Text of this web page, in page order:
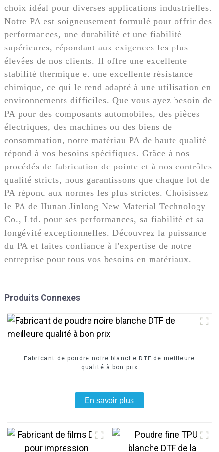
choix idéal pour diverses applications industrielles.
Notre PA est soigneusement formulé pour offrir des
performances, une durabilité et une fiabilité
supérieures, répondant aux exigences les plus
élevées de nos clients. Il offre une excellente
stabilité thermique et une excellente résistance
chimique, ce qui le rend adapté à une utilisation en
environnements difficiles. Que vous ayez besoin de
PA pour des composants automobiles, des pièces
électriques, des machines ou des biens de
consommation, notre matériau PA de haute qualité
répond à vos besoins spécifiques. Grâce à nos
procédés de fabrication de pointe et à nos contrôles
qualité stricts, nous garantissons que chaque lot de
PA répond aux normes les plus strictes. Choisissez
le PA de Hunan Jinlong New Material Technology
Co., Ltd. pour ses performances, sa fiabilité et sa
longévité exceptionnelles. Découvrez la puissance
du PA et faites confiance à l'expertise de notre
entreprise pour tous vos besoins en matériaux.
Produits Connexes
Fabricant de poudre noire blanche DTF de meilleure
qualité à bon prix
En savoir plus